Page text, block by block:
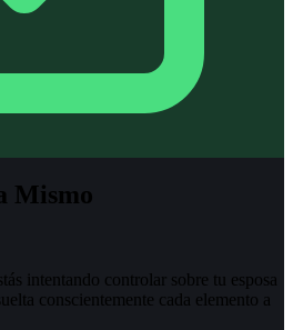
Mismo
intentando controlar sobre tu esposa
conscientemente cada elemento a